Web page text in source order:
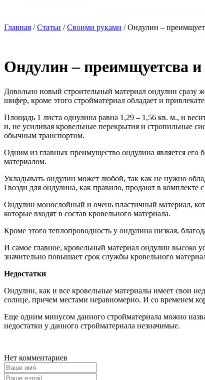
Главная /Статьи /Своими руками /Ондулин –
Ондулин – преимщуетсва и
Довольно новый строительный материал ондулин сразу
шифер, кроме этого стройматериал обладает и
Площадь 1 листа однулина равна 1,29 – 1,56 кв. м., и
и, не усиливая кровельные перекрытия и стропильные
обычным транспортом.
Одним из главных преимущество ондулина является
материалом.
Укладывать ондулин может любой, так как не нужно
Гвозди для ондулина, как правило, продают в комплекте
Ондулин монослойный и очень пластичный материал,
которые входят в состав кровельного материала.
Кроме этого теплопроводность у ондулина низкая,
И самое главное, кровельный материал ондулин высоко
значительно повышает срок службы кровельного
Недостатки
Ондулин, как и все кровельные материалы имеет свои
солнце, причем местами неравномерно. И со временем
Еще одним минусом данного стройматериала можно
недостатки у данного стройматериала незначимые.
Нет комментариев